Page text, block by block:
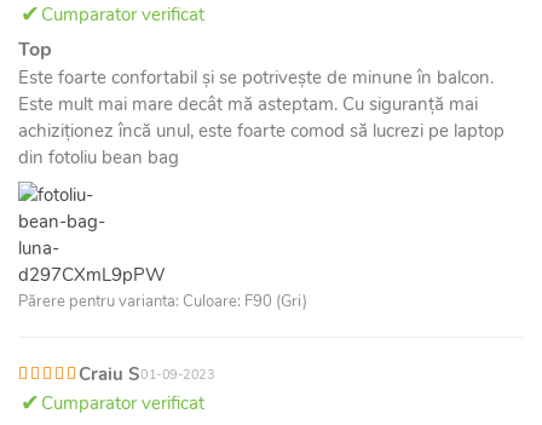
Cumparator verificat
Top
Este foarte confortabil și se potrivește de minune în balcon.
Este mult mai mare decât mă asteptam. Cu siguranță mai
achiziționez încă unul, este foarte comod să lucrezi pe laptop
din fotoliu bean bag
Părere pentru varianta: Culoare: F90 (Gri)
Craiu S01-09-2023
Cumparator verificat